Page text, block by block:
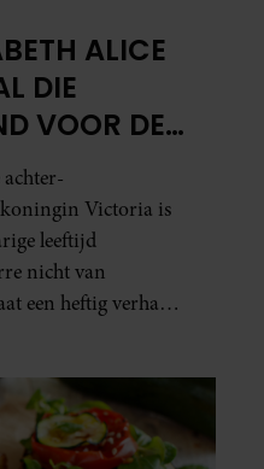
ALICE
DIE
VOOR DE
BABY
Victoria is
leeftijd
nicht van
een heftig verhaal